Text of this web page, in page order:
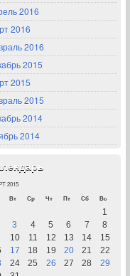
2016
2016
2016
2015
2015
2015
2014
2014
2015
Вт Ср Чт Пт Сб Вс
1
3 4 5 6 7
8
10 11 12 13 14
15
17 18 19 20 21
22
24 25 26 27 28
29